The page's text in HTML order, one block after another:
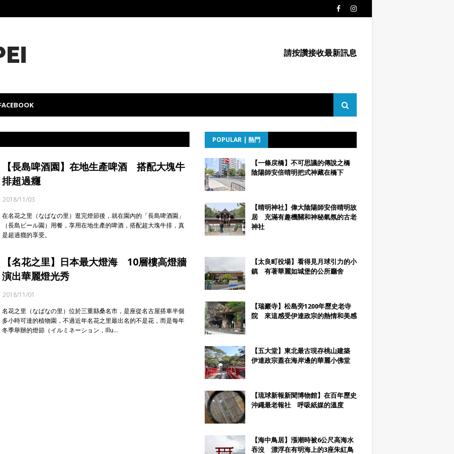
請按讚接收最新訊息
【長島啤酒園】在地生產啤酒 搭配大塊牛
排超過癮
2018/11/03
在名花之里（なばなの里）逛完燈節後，就在園內的「長島啤酒園」
（長島ビール園）用餐，享用在地生產的啤酒，搭配超大塊牛排，真
是超過癮的享受。
【名花之里】日本最大燈海 10層樓高燈牆
演出華麗燈光秀
2018/11/01
名花之里（なばなの里）位於三重縣桑名市，是座從名古屋搭車半個
多小時可達的植物園，不過近年名花之里最出名的不是花，而是每年
冬季舉辦的燈節（イルミネーション，Illu…
POPULAR | 熱門
【一條戻橋】不可思議的傳說之橋
陰陽師安倍晴明把式神藏在橋下
【晴明神社】偉大陰陽師安倍晴明故
居 充滿有趣機關和神秘氣氛的古老
神社
【太良町役場】看得見月球引力的小
鎮 有著華麗如城堡的公所廳舍
【瑞巖寺】松島旁1200年歷史老寺
院 來這感受伊達政宗的熱情和美感
【五大堂】東北最古現存桃山建築
伊達政宗蓋在海岸邊的華麗小佛堂
【琉球新報新聞博物館】在百年歷史
沖繩最老報社 呼吸紙媒的溫度
【海中鳥居】漲潮時被6公尺高海水
吞沒 漂浮在有明海上的3座朱紅鳥